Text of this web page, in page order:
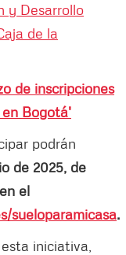
y Desarrollo
de la
de inscripciones
en Bogotá'
podrán
de 2025, de
el
sueloparamicasa.
iniciativa,